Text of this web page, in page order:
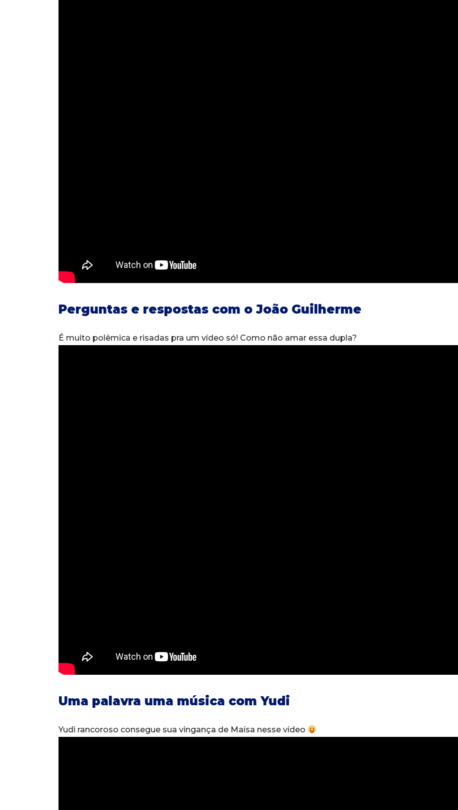
Perguntas e respostas com o João Guilherme
É muito polêmica e risadas pra um vídeo só! Como não amar essa dupla?
Uma palavra uma música com Yudi
Yudi rancoroso consegue sua vingança de Maísa nesse vídeo